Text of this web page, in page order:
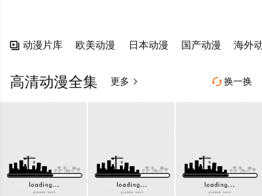
 动漫片库 欧美动漫 日本动漫 国产动漫 海外
 换一换
高清动漫全集 更多 